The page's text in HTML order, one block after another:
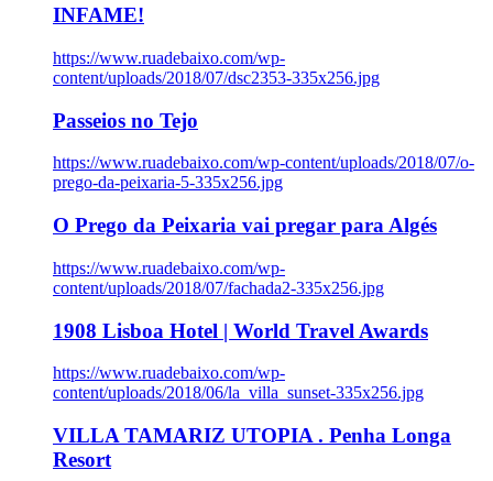
INFAME!
https://www.ruadebaixo.com/wp-
content/uploads/2018/07/dsc2353-335x256.jpg
Passeios no Tejo
https://www.ruadebaixo.com/wp-content/uploads/2018/07/o-
prego-da-peixaria-5-335x256.jpg
O Prego da Peixaria vai pregar para Algés
https://www.ruadebaixo.com/wp-
content/uploads/2018/07/fachada2-335x256.jpg
1908 Lisboa Hotel | World Travel Awards
https://www.ruadebaixo.com/wp-
content/uploads/2018/06/la_villa_sunset-335x256.jpg
VILLA TAMARIZ UTOPIA . Penha Longa
Resort